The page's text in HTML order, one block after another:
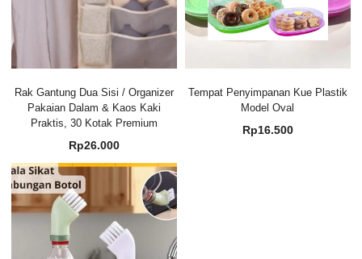
Rak Gantung Dua Sisi / Organizer
Pakaian Dalam & Kaos Kaki
Praktis, 30 Kotak Premium
Rp26.000
Tempat Penyimpanan Kue Plastik
Model Oval
Rp16.500